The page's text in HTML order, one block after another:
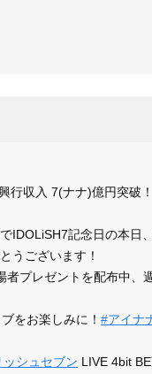
行収入 7(ナナ)億円突破！
IDOLiSH7記念日の本日
うございます！
者プレゼントを配布中、
をお楽しみに！ #アイナ
ッシュセブン LIVE 4bit